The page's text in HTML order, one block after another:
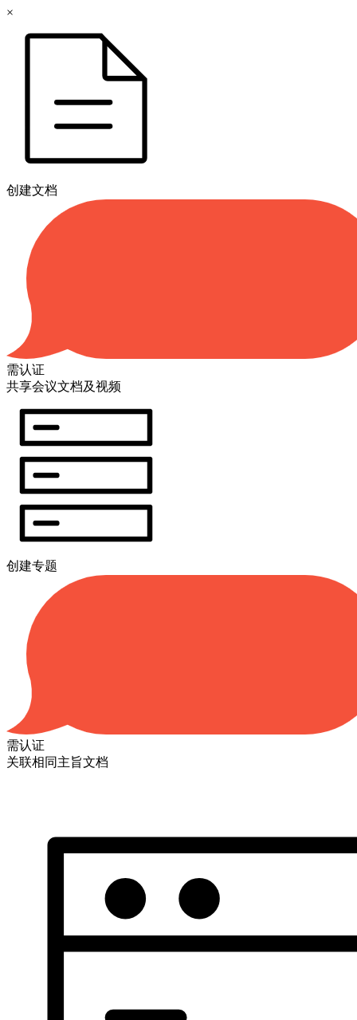
×
创建文档
需认证
共享会议文档及视频
创建专题
需认证
关联相同主旨文档